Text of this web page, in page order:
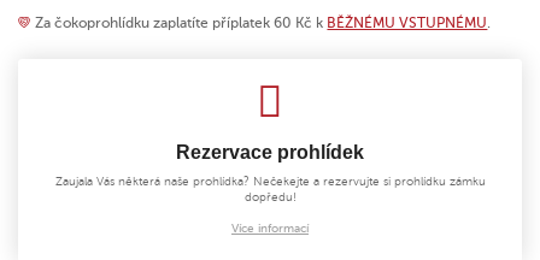
Za čokoprohlídku zaplatíte příplatek 60 Kč k BĚŽNÉMU VSTUPNÉMU.
Rezervace prohlídek
Zaujala Vás některá naše prohlídka? Nečekejte a rezervujte si prohlídku zámku
dopředu!
Více informací